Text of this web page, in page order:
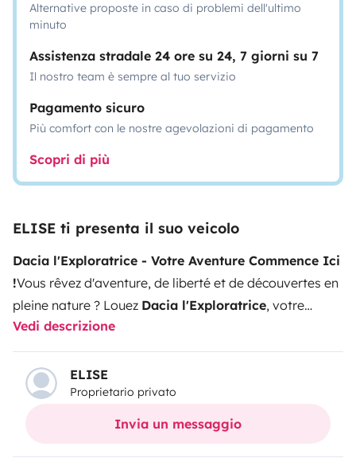
Alternative proposte in caso di problemi dell'ultimo
minuto
Assistenza stradale 24 ore su 24, 7 giorni su 7
Il nostro team è sempre al tuo servizio
Pagamento sicuro
Più comfort con le nostre agevolazioni di pagamento
Scopri di più
ELISE ti presenta il suo veicolo
Dacia l'Exploratrice - Votre Aventure Commence Ici
!Vous rêvez d'aventure, de liberté et de découvertes en
pleine nature ? Louez Dacia l'Exploratrice, votre
véhicule tout équipé pour des escapades inoubliables
!Détails de la location :Modèle :Dacia (avec système
de toit et tente intégrée)
facile à installer pour un camping confortable, coffre
spacieux, porte-vélos (en option), équipements de
pour des séjours en plein air tout en restant à l'abri des
Vedi descrizione
ELISE
Proprietario privato
Invia un messaggio